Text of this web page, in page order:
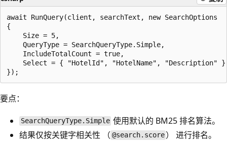
await RunQuery(client, searchText, new SearchOptions
{
    Size = 5,
    QueryType = SearchQueryType.Simple,
    IncludeTotalCount = true,
    Select = { "HotelId", "HotelName", "Description" }
要点：
SearchQueryType.Simple 使用默认的 BM25 排名算法。
结果仅按关键字相关性 （ @search.score ） 进行排名。